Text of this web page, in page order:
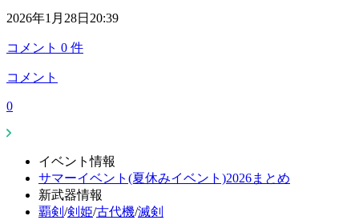
2026年1月28日20:39
コメント 0 件
コメント
0
イベント情報
サマーイベント(夏休みイベント)2026まとめ
新武器情報
覇剣 /剣姫/古代機/滅剣